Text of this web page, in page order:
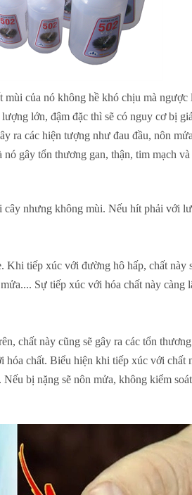
của nó không hề khó chịu mà
lớn, đậm đặc thì sẽ có nguy cơ bị
ra các hiện tượng như đau đầu, nôn
gây tổn thương gan, thận, tim mạch
nhưng không mùi. Nếu hít phải với
tiếp xúc với đường hô hấp, chất này
Sự tiếp xúc với hóa chất này càng
chất này cũng sẽ gây ra các tổn
chất. Biểu hiện khi tiếp xúc với
bị nặng sẽ nôn mửa, không kiểm